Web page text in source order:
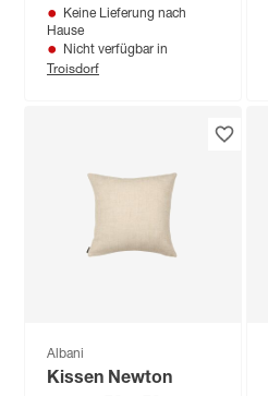
Keine Lieferung nach
Hause
Nicht verfügbar in
Troisdorf
Albani
Kissen Newton